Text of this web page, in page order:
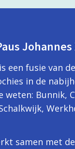
Johannes
een fusie van
in de
weten: Bunnik,
samen met